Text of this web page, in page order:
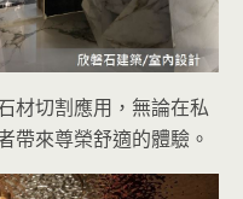
材切割應用，無論在私
帶來尊榮舒適的體驗。